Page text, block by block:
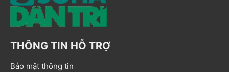
THÔNG TIN HỖ TRỢ
Bảo mật thông tin